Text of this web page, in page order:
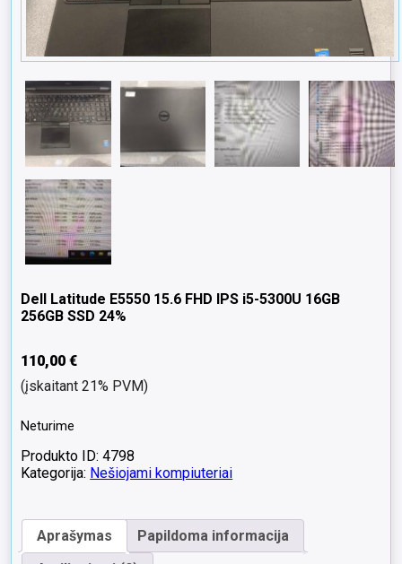
Dell Latitude E5550 15.6 FHD IPS i5-5300U 16GB
256GB SSD 24%
110,00€
(įskaitant 21% PVM)
Neturime
Produkto ID: 4798
Kategorija: Nešiojami kompiuteriai
Aprašymas
Papildoma informacija